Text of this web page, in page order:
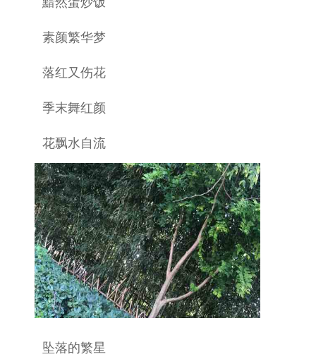
素颜繁华梦
落红又伤花
季末舞红颜
花飘水自流
坠落的繁星